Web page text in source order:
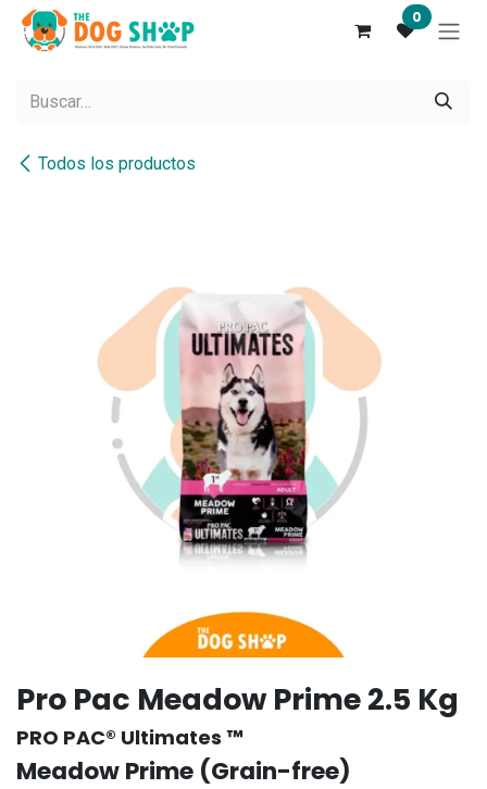
Ir al contenido 0
Todos los productos
Pro Pac Meadow Prime 2.5 Kg
PRO PAC® Ultimates ™
Meadow Prime (Grain-free)